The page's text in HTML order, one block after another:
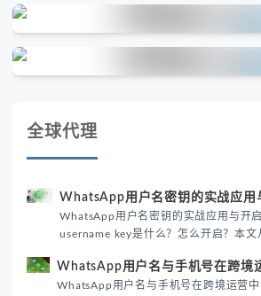
全球代理
WhatsApp用户名密钥的实战应用
WhatsApp用户名密钥的实战应用与开
username key是什么？怎么开启？本文
境团队高效触达目标客户。
WhatsApp用户名与手机号在跨境
WhatsApp用户名与手机号在跨境运营